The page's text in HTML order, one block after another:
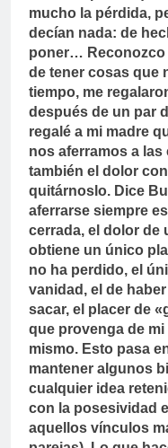
mucho la pérdida,
decían nada: de
poner… Reconozco
de tener cosas que
tiempo, me
después de un par
regalé a mi madre
nos aferramos a
también el dolor
quitárnoslo. Dice
aferrarse siempre
cerrada, el dolor de
obtiene un único
no ha perdido, el
vanidad, el de
sacar, el placer de
que provenga de
mismo. Esto pasa
mantener algunos
cualquier idea
con la posesividad
aquellos vínculos